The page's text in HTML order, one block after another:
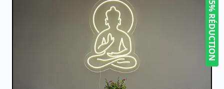
5% RÉDUCTION